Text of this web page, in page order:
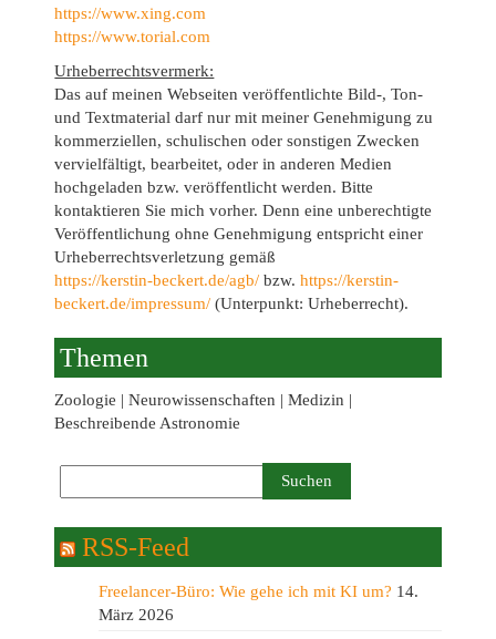
https://www.xing.com
https://www.torial.com
Urheberrechtsvermerk:
Das auf meinen Webseiten veröffentlichte Bild-, Ton-
und Textmaterial darf nur mit meiner Genehmigung zu
kommerziellen, schulischen oder sonstigen Zwecken
vervielfältigt, bearbeitet, oder in anderen Medien
hochgeladen bzw. veröffentlicht werden. Bitte
kontaktieren Sie mich vorher. Denn eine unberechtigte
Veröffentlichung ohne Genehmigung entspricht einer
Urheberrechtsverletzung gemäß
https://kerstin-beckert.de/agb/ bzw.https://kerstin-
beckert.de/impressum/ (Unterpunkt: Urheberrecht).
Themen
Zoologie | Neurowissenschaften | Medizin |
Beschreibende Astronomie
RSS-Feed
Freelancer-Büro: Wie gehe ich mit KI um? 14.
März 2026